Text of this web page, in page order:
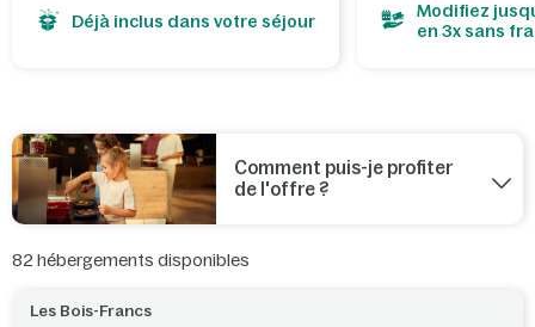
Déjà inclus dans votre séjour
Modifiez
en 3x sans
Comment puis-je profiter
de l'offre ?
82 hébergements disponibles
Les Bois-Francs